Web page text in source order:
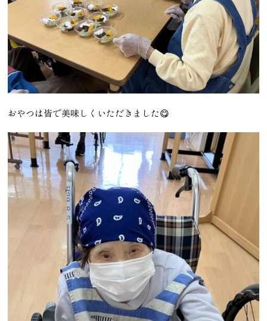
おやつは皆で美味しくいただきました😋